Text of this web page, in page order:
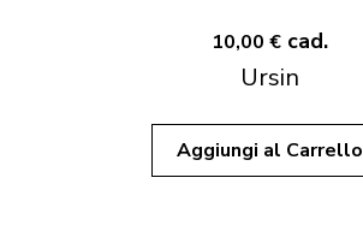
10,00 € cad.
Ursin
Aggiungi al Carrello